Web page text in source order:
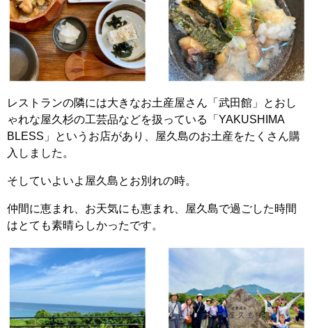
レストランの隣には大きなお土産屋さん「武田館」とおし
ゃれな屋久杉の工芸品などを扱っている「YAKUSHIMA
BLESS」というお店があり、屋久島のお土産をたくさん購
入しました。
そしていよいよ屋久島とお別れの時。
仲間に恵まれ、お天気にも恵まれ、屋久島で過ごした時間
はとても素晴らしかったです。